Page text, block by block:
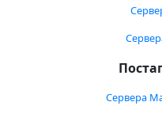
Сервера